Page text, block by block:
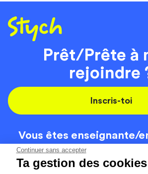
Continuer sans accepter
Ta gestion des cookies
Prêt/Prête à
rejoindre
Inscris-toi
Vous êtes enseignante/
On recrute